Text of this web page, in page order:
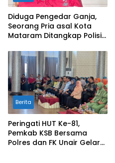
Diduga Pengedar Ganja,
Seorang Pria asal Kota
Mataram Ditangkap Polisi
Berita
Peringati HUT Ke-81,
Pemkab KSB Bersama
Polres dan FK Unair Gelar